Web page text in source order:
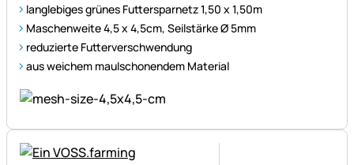
langlebiges grünes Futtersparnetz 1,50 x 1,50m
Maschenweite 4,5 x 4,5cm, Seilstärke Ø 5mm
reduzierte Futterverschwendung
aus weichem maulschonendem Material